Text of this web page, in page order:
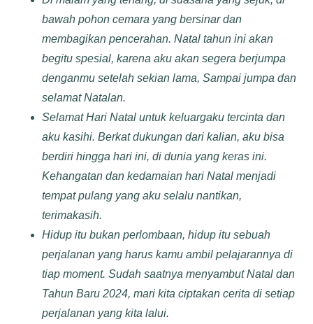
bawah pohon cemara yang bersinar dan
membagikan pencerahan. Natal tahun ini akan
begitu spesial, karena aku akan segera berjumpa
denganmu setelah sekian lama, Sampai jumpa dan
selamat Natalan.
Selamat Hari Natal untuk keluargaku tercinta dan
aku kasihi. Berkat dukungan dari kalian, aku bisa
berdiri hingga hari ini, di dunia yang keras ini.
Kehangatan dan kedamaian hari Natal menjadi
tempat pulang yang aku selalu nantikan,
terimakasih.
Hidup itu bukan perlombaan, hidup itu sebuah
perjalanan yang harus kamu ambil pelajarannya di
tiap moment. Sudah saatnya menyambut Natal dan
Tahun Baru 2024, mari kita ciptakan cerita di setiap
perjalanan yang kita lalui.